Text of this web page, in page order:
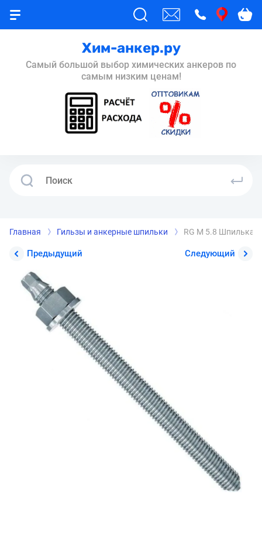
Хим-анкер.ру
Самый большой выбор химических анкеров по
самым низким ценам!
Главная Гильзы и анкерные шпильки RG M 5.8 Шпилька
Предыдущий Следующий